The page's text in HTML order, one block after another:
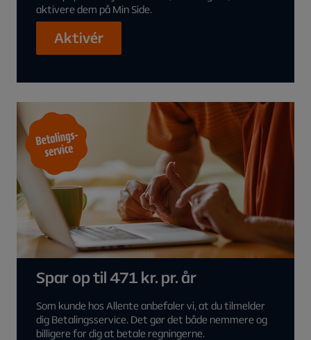
aktivere dem på Min Side.
Aktivér
Spar op til 471 kr. pr. år
Som kunde hos Allente anbefaler vi, at du tilmelder
dig Betalingsservice. Det gør det både nemmere og
billigere for dig at betale regningerne.